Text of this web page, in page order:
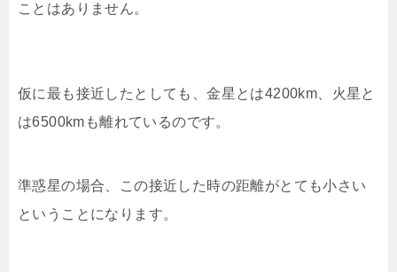
ことはありません。
仮に最も接近したとしても、金星とは4200km、火星と
は6500kmも離れているのです。
準惑星の場合、この接近した時の距離がとても小さい
ということになります。